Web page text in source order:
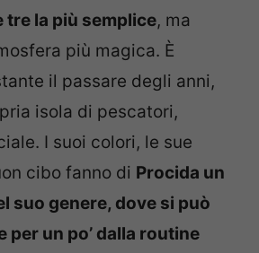
tre la più semplice, ma
più magica. È
il passare degli anni,
isola di pescatori,
I suoi colori, le sue
cibo fanno di Procida un
suo genere, dove si può
per un po’ dalla routine